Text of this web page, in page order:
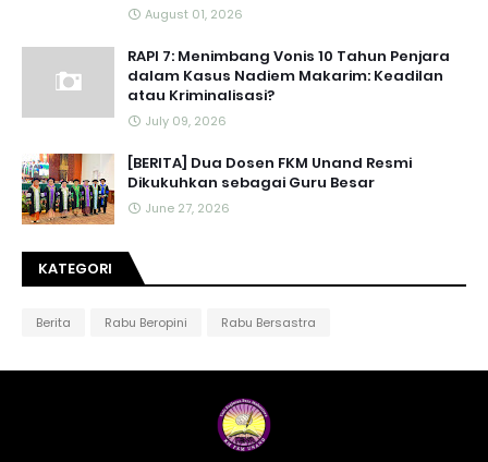
August 01, 2026
RAPI 7: Menimbang Vonis 10 Tahun Penjara
dalam Kasus Nadiem Makarim: Keadilan
atau Kriminalisasi?
July 09, 2026
[BERITA] Dua Dosen FKM Unand Resmi
Dikukuhkan sebagai Guru Besar
June 27, 2026
KATEGORI
Berita Rabu Beropini Rabu Bersastra